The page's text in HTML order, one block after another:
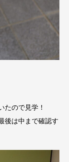
たので見学！
後は中まで確認す